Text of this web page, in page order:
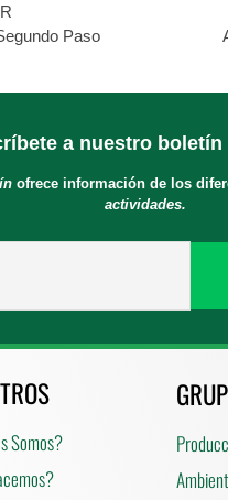
Paso
a nuestro
ofrece información de los
actividades.
Somos?